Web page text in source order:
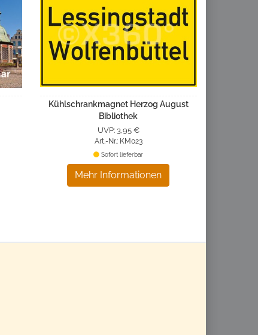
Kühlschrankmagnet Herzog August
Bibliothek
UVP: 3,95 €
Art.-Nr.: KM023
Mehr Informationen
Sofort lieferbar